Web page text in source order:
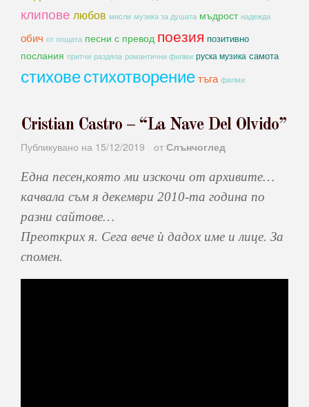
клипове любов мисли музика за душата мъдрост надежда
обич от пощата песни с превод поезия позитивно
послания притчи раздяла романтични филми руска музика самота
стиховестихотворениетъга филми
Cristian Castro – “La Nave Del Olvido”
Публикувано на 15/12/2019 от Слънчоглед
Една песен,която ми изскочи от архивите…
качвала съм я декември 2010-та година по
разни сайтове…
Преоткрих я. Сега вече ѝ дадох име и лице. За
спомен.